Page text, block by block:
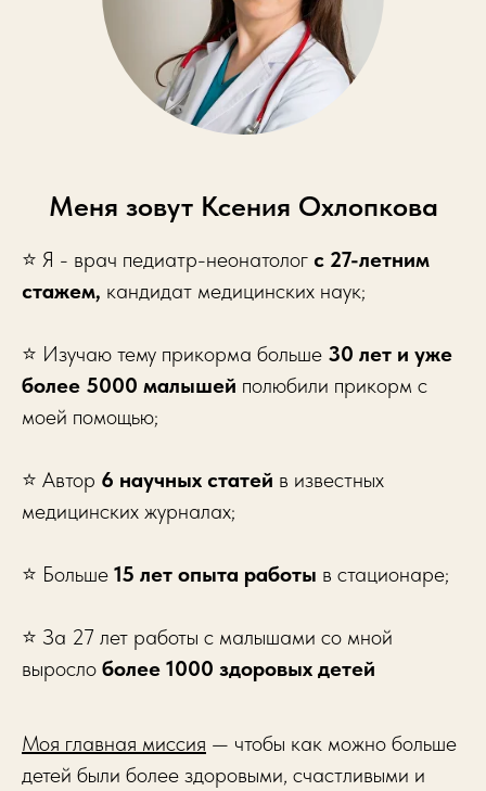
Меня зовут Ксения Охлопкова
⭐️ Я - врач педиатр-неонатолог c 27-летним
стажем, кандидат медицинских наук;
⭐️ Изучаю тему прикорма больше 30 лет и уже
более 5000 малышей полюбили прикорм с
моей помощью;
⭐️ Автор 6 научных статей в известных
медицинских журналах;
⭐️ Больше 15 лет опыта работы в стационаре;
⭐️ За 27 лет работы с малышами со мной
выросло более 1000 здоровых детей
Моя главная миссия — чтобы как можно больше
детей были более здоровыми, счастливыми и